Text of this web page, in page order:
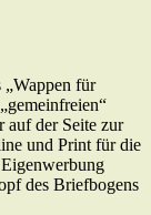
für
auf der Seite zur
und Print für die
des Briefbogens